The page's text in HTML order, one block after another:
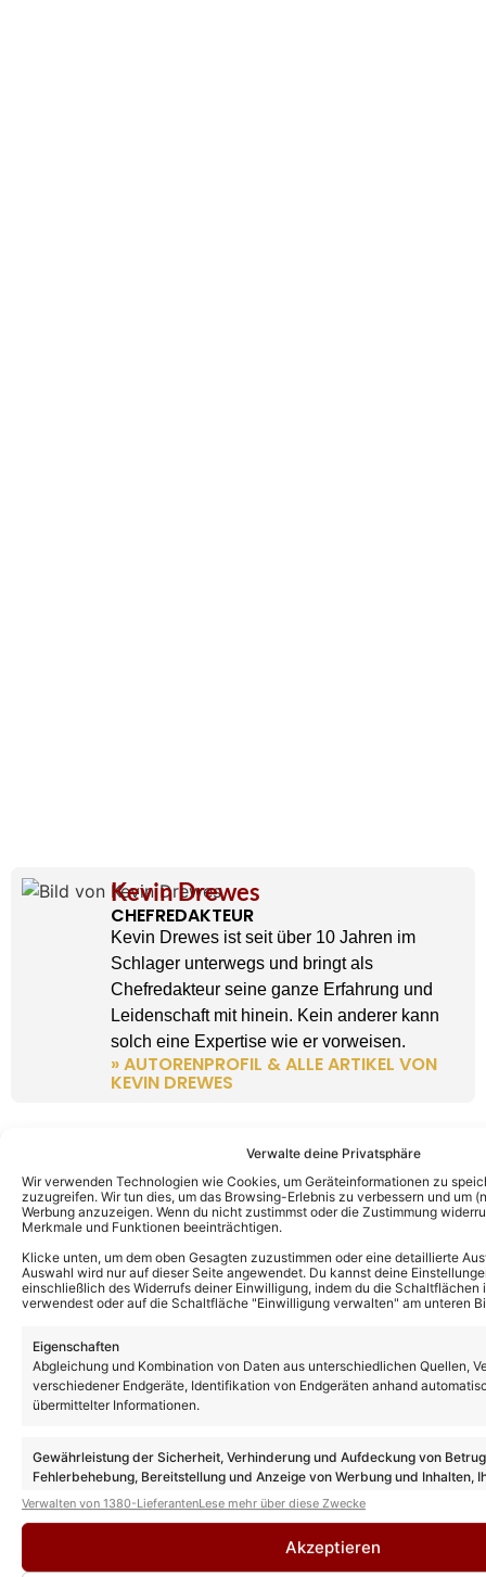
Verwalte deine Privatsphäre
Wir verwenden Technologien wie Cookies, um Geräteinformationen zu
zuzugreifen. Wir tun dies, um das Browsing-Erlebnis zu verbessern und um
Werbung anzuzeigen. Wenn du nicht zustimmst oder die Zustimmung
Merkmale und Funktionen beeinträchtigen.
Klicke unten, um dem oben Gesagten zuzustimmen oder eine detaillierte
Auswahl wird nur auf dieser Seite angewendet. Du kannst deine
einschließlich des Widerrufs deiner Einwilligung, indem du die
verwendest oder auf die Schaltfläche "Einwilligung verwalten" am unteren
Eigenschaften
Abgleichung und Kombination von Daten aus unterschiedlichen Quellen,
verschiedener Endgeräte, Identifikation von Endgeräten anhand
übermittelter Informationen.
Gewährleistung der Sicherheit, Verhinderung und Aufdeckung von
Fehlerbehebung, Bereitstellung und Anzeige von Werbung und Inhalten,
Entscheidungen zum Datenschutz speichern und übermitteln.
Verwalten von 1380-LieferantenLese mehr über diese Zwecke
Akzeptieren
Kevin Drewes
CHEFREDAKTEUR
Kevin Drewes ist seit über 10 Jahren im
Schlager unterwegs und bringt als
Chefredakteur seine ganze Erfahrung und
Leidenschaft mit hinein. Kein anderer kann
solch eine Expertise wie er vorweisen.
» AUTORENPROFIL & ALLE ARTIKEL VON
KEVIN DREWES